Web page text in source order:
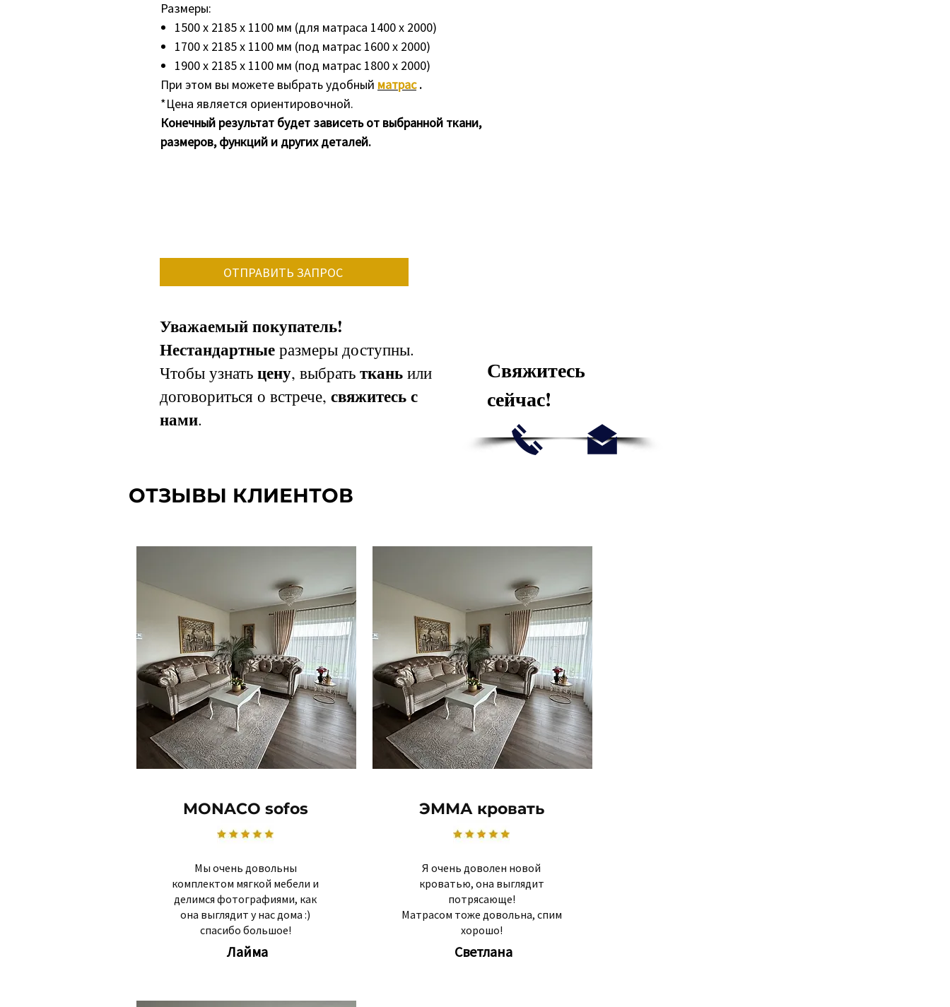
Размеры:
1500 х 2185 х 1100 мм (для матраса 1400 х 2000)
1700 х 2185 х 1100 мм (под матрас 1600 х 2000)
1900 х 2185 х 1100 мм (под матрас 1800 х 2000)
При этом вы можете выбрать удобный матрас.
*Цена является ориентировочной.
Конечный результат будет зависеть от выбранной ткани,
размеров, функций и других деталей.
ОТПРАВИТЬ ЗАПРОС
Уважаемый покупатель!
Нестандартные размеры доступны.
Чтобы узнать цену, выбрать ткань или
договориться о встрече, свяжитесь с
нами.
Свяжитесь
сейчас!
ОТЗЫВЫ КЛИЕНТОВ
MONACO sofos
Мы очень довольны
комплектом мягкой мебели и
делимся фотографиями, как
она выглядит у нас дома :)
спасибо большое!
Лайма
ЭММА кровать
Я очень доволен новой
кроватью, она выглядит
потрясающе!
Матрасом тоже довольна, спим
хорошо!
Светлана